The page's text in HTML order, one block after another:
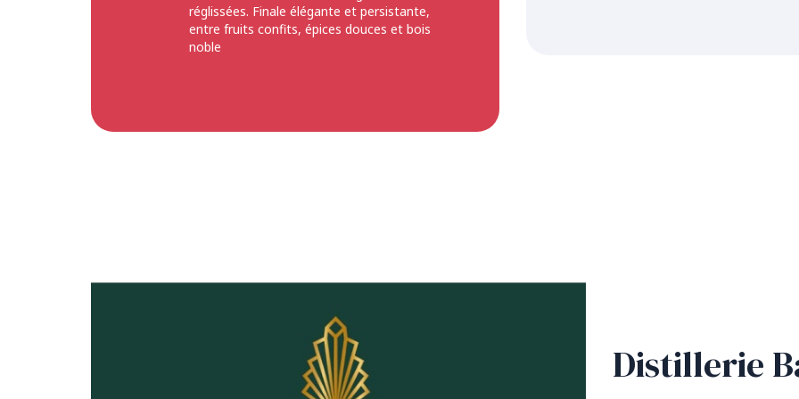
réglissées. Finale élégante et persistante,
entre fruits confits, épices douces et bois
noble
Distillerie